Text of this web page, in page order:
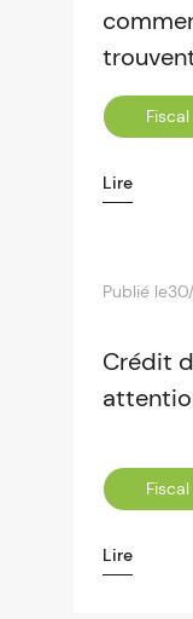
Fiscal
Lire
Publié le
Crédit
Fiscal
Lire